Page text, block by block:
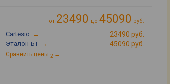
от 23490 до 45090 руб.
Cartesio → 23490 руб.
Эталон-БТ → 45090 руб.
Сравнить цены 2 →